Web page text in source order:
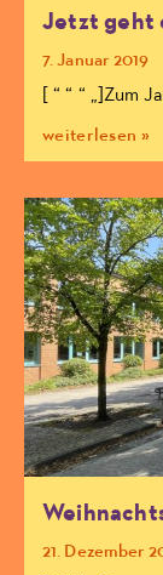
Jetzt geht
7. Januar 2019
[ “ “ “ „]Zum
weiterlesen »
21. Dezember